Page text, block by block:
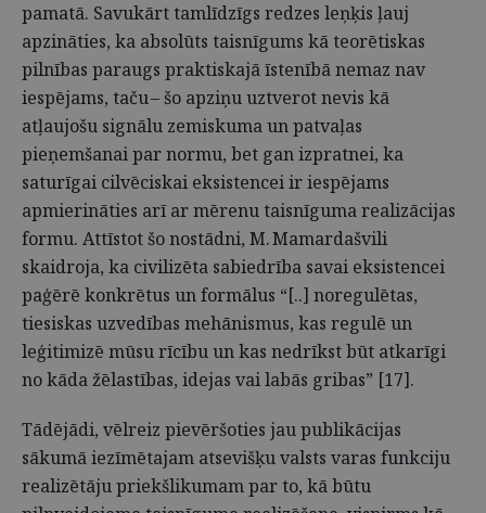
pamatā. Savukārt tamlīdzīgs redzes leņķis ļauj
apzināties, ka absolūts taisnīgums kā teorētiskas
pilnības paraugs praktiskajā īstenībā nemaz nav
iespējams, taču – šo apziņu uztverot nevis kā
atļaujošu signālu zemiskuma un patvaļas
pieņemšanai par normu, bet gan izpratnei, ka
saturīgai cilvēciskai eksistencei ir iespējams
apmierināties arī ar mērenu taisnīguma realizācijas
formu. Attīstot šo nostādni, M. Mamardašvili
skaidroja, ka civilizēta sabiedrība savai eksistencei
paģērē konkrētus un formālus “[..] noregulētas,
tiesiskas uzvedības mehānismus, kas regulē un
leģitimizē mūsu rīcību un kas nedrīkst būt atkarīgi
no kāda žēlastības, idejas vai labās gribas” [17].
Tādējādi, vēlreiz pievēršoties jau publikācijas
sākumā iezīmētajam atsevišķu valsts varas funkciju
realizētāju priekšlikumam par to, kā būtu